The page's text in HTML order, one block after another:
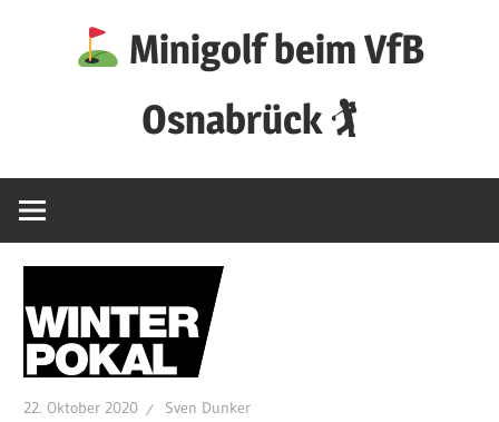
Minigolf beim VfB
Osnabrück 🏌
22. Oktober 2020 Sven Dunker